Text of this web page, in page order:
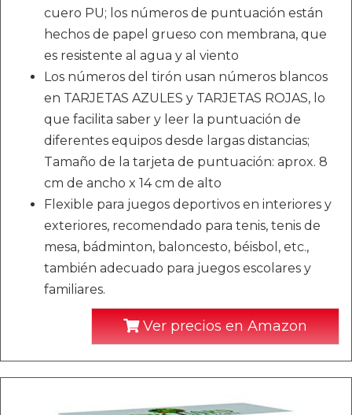
cuero PU; los números de puntuación están
hechos de papel grueso con membrana, que
es resistente al agua y al viento
Los números del tirón usan números blancos
en TARJETAS AZULES y TARJETAS ROJAS, lo
que facilita saber y leer la puntuación de
diferentes equipos desde largas distancias;
Tamaño de la tarjeta de puntuación: aprox. 8
cm de ancho x 14 cm de alto
Flexible para juegos deportivos en interiores y
exteriores, recomendado para tenis, tenis de
mesa, bádminton, baloncesto, béisbol, etc.,
también adecuado para juegos escolares y
familiares.
Ver precios en Amazon